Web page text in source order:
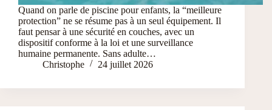
Quand on parle de piscine pour enfants, la “meilleure
protection” ne se résume pas à un seul équipement. Il
faut pensar à une sécurité en couches, avec un
dispositif conforme à la loi et une surveillance
humaine permanente. Sans adulte…
Christophe
24 juillet 2026